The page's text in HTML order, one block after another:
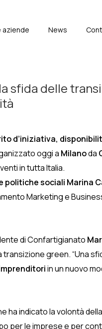
aziende News
sfida delle
d’iniziativa,
oggi a Milanoda
in tutta Italia.
politiche sociali Marina
Marketing e
di Confartigianato
green. “Una
in un nuovo
ha indicato la volontà
per le imprese e per